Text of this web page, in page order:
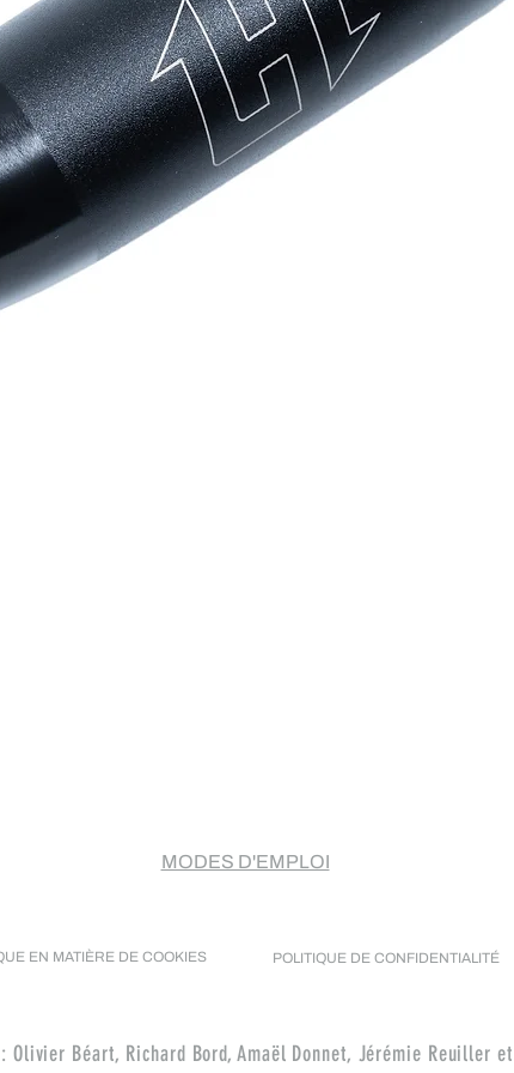
MODES D'EMPLOI
EN MATIÈRE DE COOKIES POLITIQUE DE CONFIDENTIALITÉ
Olivier Béart, Richard Bord, Amaël Donnet, Jérémie Reuiller